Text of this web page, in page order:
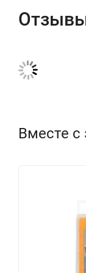
Вместе